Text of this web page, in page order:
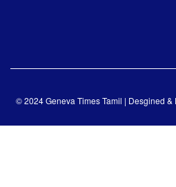
© 2024 Geneva Times Tamil | Desgined &